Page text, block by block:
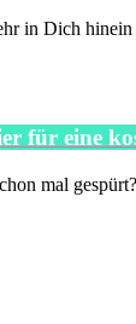
Dich
für eine
mal